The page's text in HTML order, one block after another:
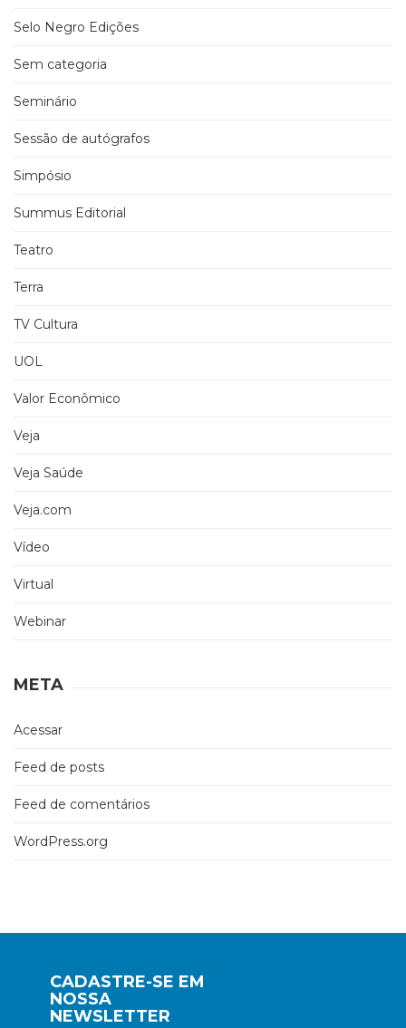
Selo Negro Edições
Sem categoria
Seminário
Sessão de autógrafos
Simpósio
Summus Editorial
Teatro
Terra
TV Cultura
UOL
Valor Econômico
Veja
Veja Saúde
Veja.com
Vídeo
Virtual
Webinar
META
Acessar
Feed de posts
Feed de comentários
WordPress.org
CADASTRE-SE EM
NOSSA
NEWSLETTER